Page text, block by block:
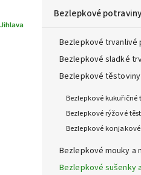
Bezlepkové potraviny
Bezlepkové trvanlivé
Bezlepkové sladké
Bezlepkové těstoviny
Bezlepkové kukuřičné
Bezlepkové rýžové
Bezlepkové
Bezlepkové mouky a
Bezlepkové sušenky